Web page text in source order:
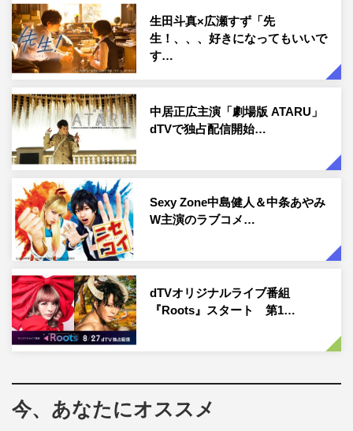
ひとりしばいVol.1「断」 荒牧慶彦×岡本貴也
さらに、「READING MUSEUM」からは第1弾公演「池袋
ナイトアウルテールズ」出演の浪川大輔、下野紘ら豪華ゲ
ストが再集結した「池袋ナイトアウルテールズ」キャスト
登壇スペシャルイベントも独占配信。そして多彩なキャス
ト・スタッフがタッグを組んで行う一人芝居の配信舞台
「ひとりしばい」シリーズなど数々の大人気声優が出演す
る舞台も独占配信する。
生田斗真×広瀬すず「先
生！、、、好きになってもいいで
す…
中居正広主演「劇場版 ATARU」
dTVで独占配信開始…
Sexy Zone中島健人＆中条あやみ
W主演のラブコメ…
dTVオリジナルライブ番組
『Roots』スタート 第1…
今、あなたにオススメ